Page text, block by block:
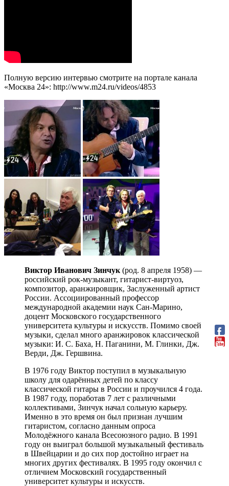
Полную версию интервью смотрите на портале канала
«Москва 24»: http://www.m24.ru/videos/4853
Виктор Иванович Зинчук (род. 8 апреля 1958) —
российский рок-музыкант, гитарист-виртуоз,
композитор, аранжировщик, Заслуженный артист
России. Ассоциированный профессор
международной академии наук Сан-Марино,
доцент Московского государственного
университета культуры и искусств. Помимо своей
музыки, сделал много аранжировок классической
музыки: И. С. Баха, Н. Паганини, М. Глинки, Дж.
Верди, Дж. Гершвина.
В 1976 году Виктор поступил в музыкальную
школу для одарённых детей по классу
классической гитары в России и проучился 4 года.
В 1987 году, поработав 7 лет с различными
коллективами, Зинчук начал сольную карьеру.
Именно в это время он был признан лучшим
гитаристом, согласно данным опроса
Молодёжного канала Всесоюзного радио. В 1991
году он выиграл большой музыкальный фестиваль
в Швейцарии и до сих пор достойно играет на
многих других фестивалях. В 1995 году окончил с
отличием Московский государственный
университет культуры и искусств.